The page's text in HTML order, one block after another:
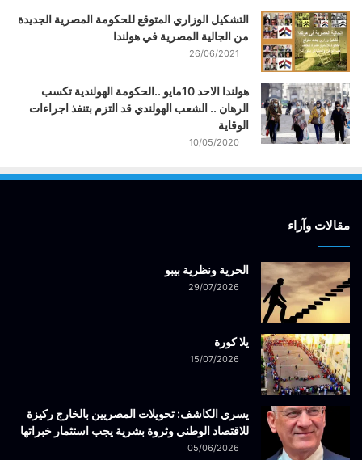
التشكيل الوزاري المتوقع للحكومة المصرية الجديدة
من الجالية المصرية في هولندا
26/06/2021
هولندا الاحد 10مايو ..الحكومة الهولندية تكسب
الرهان .. الشعب الهولندي قد التزم بتنفذ اجراءات
الوقاية
10/05/2020
مقالات وآراء
الحرية ونظرية بيبو
29/07/2026
يلا كورة
15/07/2026
يسري الكاشف: تحويلات المصريين بالخارج ركيزة
للاقتصاد الوطني وثروة بشرية يجب استثمار خبراتها
05/06/2026